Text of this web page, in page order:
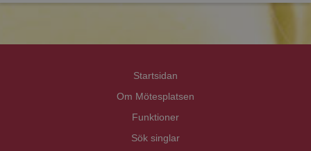
Startsidan
Om Mötesplatsen
Funktioner
Sök singlar